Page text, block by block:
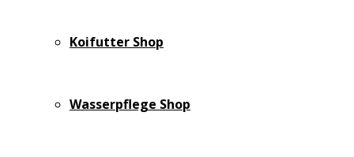
Koifutter Shop
Wasserpflege Shop